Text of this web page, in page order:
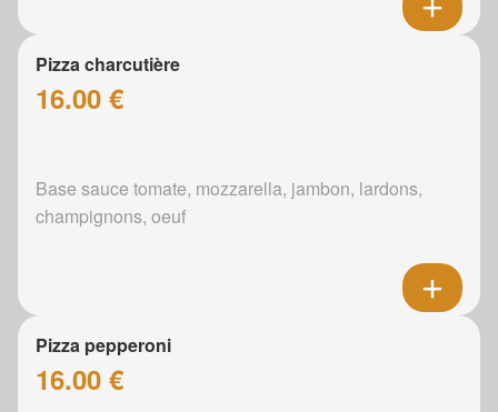
Pizza charcutière
16.00 €
Base sauce tomate, mozzarella, jambon, lardons,
champignons, oeuf
Pizza pepperoni
16.00 €